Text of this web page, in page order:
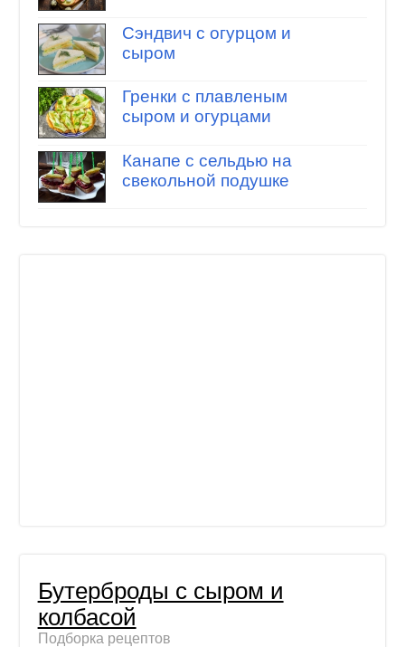
Сэндвич с огурцом и
сыром
Гренки с плавленым
сыром и огурцами
Канапе с сельдью на
свекольной подушке
Бутерброды с сыром и
колбасой
Подборка рецептов